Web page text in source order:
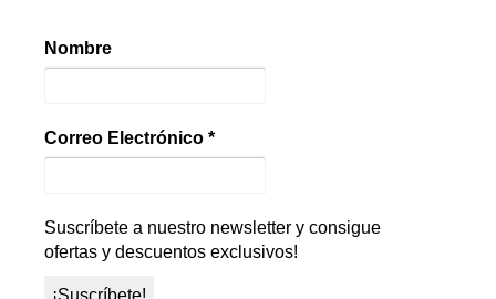
Nombre
Correo Electrónico *
Suscríbete a nuestro newsletter y consigue
ofertas y descuentos exclusivos!